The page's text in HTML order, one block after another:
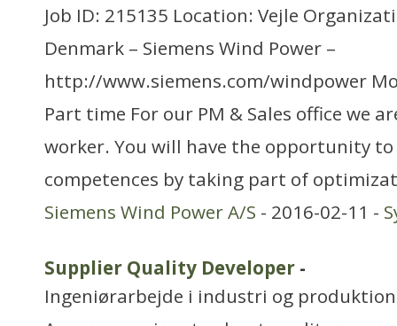
Job ID: 215135 Location: Vejle
Denmark – Siemens Wind Power –
http://www.siemens.com/windpower
Part time For our PM & Sales office we
worker. You will have the opportunity
competences by taking part of
Siemens Wind Power A/S - 2016-02-11 -
Supplier Quality Developer -
Ingeniørarbejde i industri og produktion